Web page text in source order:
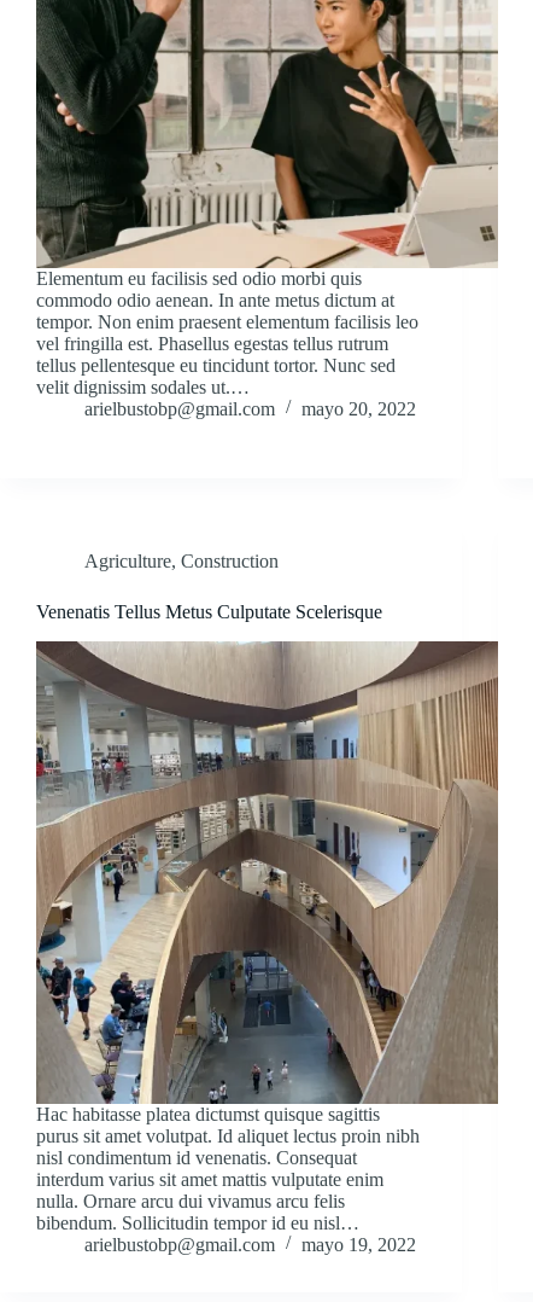
Elementum eu facilisis sed odio morbi quis
commodo odio aenean. In ante metus dictum at
tempor. Non enim praesent elementum facilisis leo
vel fringilla est. Phasellus egestas tellus rutrum
tellus pellentesque eu tincidunt tortor. Nunc sed
velit dignissim sodales ut.…
arielbustobp@gmail.com
mayo 20, 2022
Agriculture, Construction
Venenatis Tellus Metus Culputate Scelerisque
Hac habitasse platea dictumst quisque sagittis
purus sit amet volutpat. Id aliquet lectus proin nibh
nisl condimentum id venenatis. Consequat
interdum varius sit amet mattis vulputate enim
nulla. Ornare arcu dui vivamus arcu felis
bibendum. Sollicitudin tempor id eu nisl…
arielbustobp@gmail.com
mayo 19, 2022